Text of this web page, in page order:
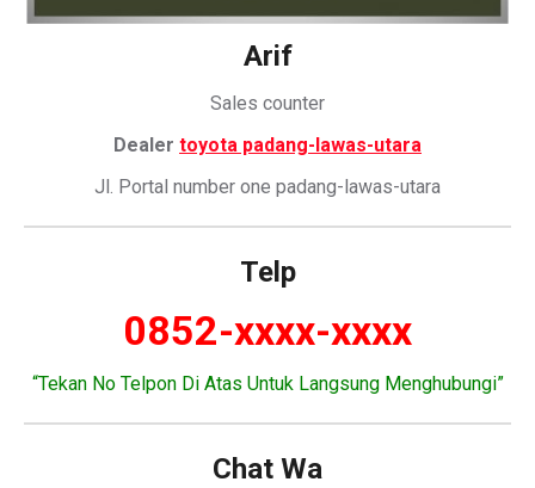
Arif
Sales counter
Dealer toyota padang-lawas-utara
Jl. Portal number one padang-lawas-utara
Telp
0852-xxxx-xxxx
“Tekan No Telpon Di Atas Untuk Langsung Menghubungi”
Chat Wa